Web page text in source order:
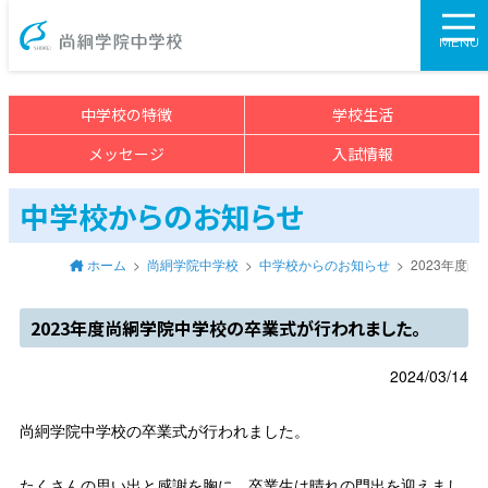
MENU
中学校の特徴
学校生活
メッセージ
入試情報
中学校からのお知らせ
ホーム 尚絅学院中学校 中学校からのお知らせ 2023年度尚
2023年度尚絅学院中学校の卒業式が行われました。
2024/03/14
尚絅学院中学校の卒業式が行われました。